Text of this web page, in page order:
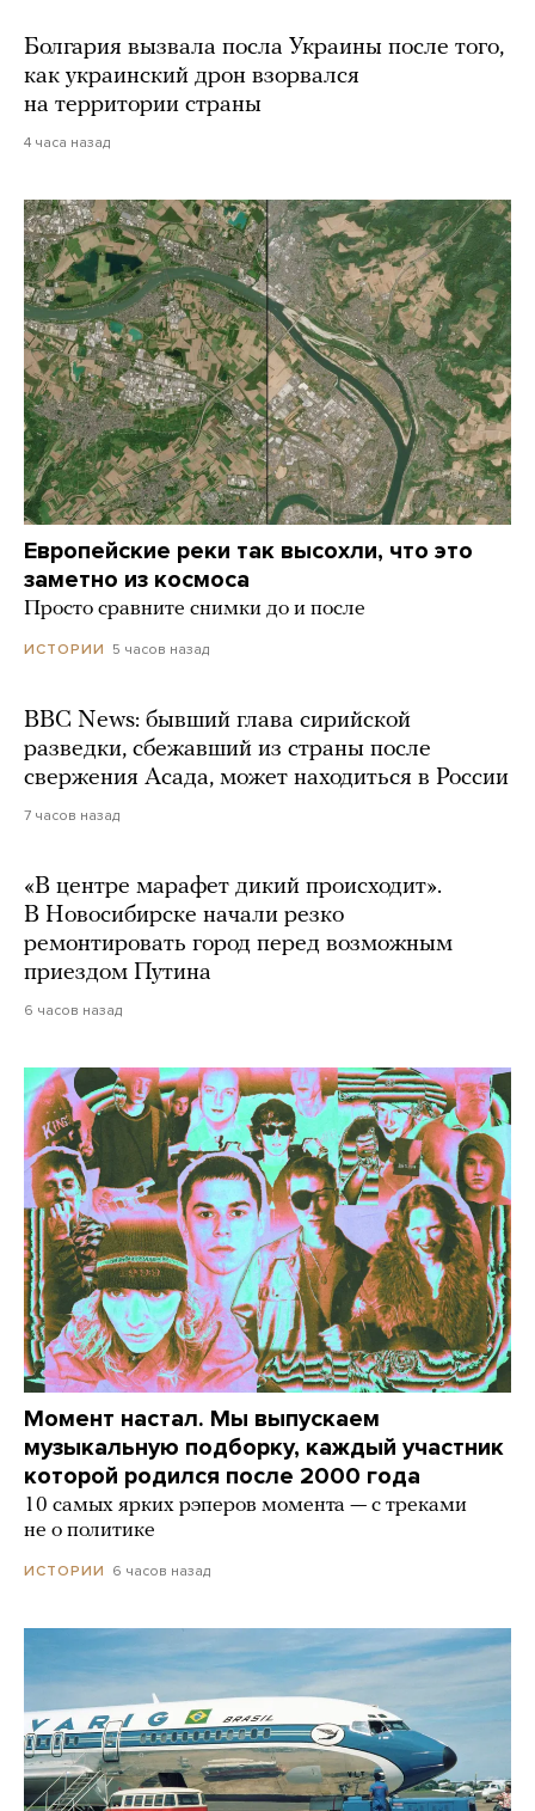
Болгария вызвала посла Украины после того,
как украинский дрон взорвался
на территории страны
4 часа назад
Европейские реки так высохли, что это
заметно из космоса
Просто сравните снимки до и после
ИСТОРИИ 5 часов назад
BBC News: бывший глава сирийской
разведки, сбежавший из страны после
свержения Асада, может находиться в России
7 часов назад
«В центре марафет дикий происходит».
В Новосибирске начали резко
ремонтировать город перед возможным
приездом Путина
6 часов назад
Момент настал. Мы выпускаем
музыкальную подборку, каждый участник
которой родился после 2000 года
10 самых ярких рэперов момента — с треками
не о политике
ИСТОРИИ 6 часов назад